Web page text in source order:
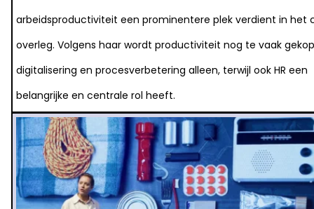
arbeidsproductiviteit een prominentere plek verdient in het
overleg. Volgens haar wordt productiviteit nog te vaak
digitalisering en procesverbetering alleen, terwijl ook HR een
belangrijke en centrale rol heeft.